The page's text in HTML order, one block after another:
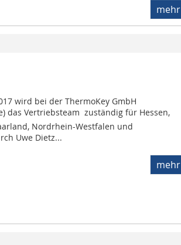
mehr
wird bei der ThermoKey GmbH
das Vertriebs­team  zuständig für Hessen,
Nordrhein-Westfalen und
Uwe Dietz...
mehr